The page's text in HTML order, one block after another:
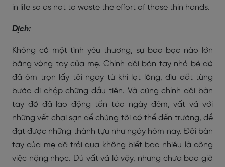
in life so as not to waste the effort of those thin hands.
Dịch:
Không có một tình yêu thương, sự bao bọc nào lớn
bằng vòng tay của mẹ. Chính đôi bàn tay nhỏ bé đó
đã ôm trọn lấy tôi ngay từ khi lọt lòng, dìu dắt từng
bước đi chập chững đầu tiên. Và cũng chính đôi bàn
tay đó đã lao động tần tảo ngày đêm, vất vả với
những vết chai sạn để chúng tôi có thể đến trường, để
đạt được những thành tựu như ngày hôm nay. Đôi bàn
tay của mẹ đã trải qua không biết bao nhiêu là công
việc nặng nhọc. Dù vất vả là vậy, nhưng chưa bao giờ